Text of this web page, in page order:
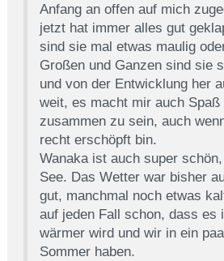
Anfang an offen auf mich
jetzt hat immer alles gut
sind sie mal etwas maulig
Großen und Ganzen sind sie
und von der Entwicklung her
weit, es macht mir auch Spaß
zusammen zu sein, auch
recht erschöpft bin.
Wanaka ist auch super
See. Das Wetter war bisher
gut, manchmal noch etwas
auf jeden Fall schon, dass es
wärmer wird und wir in ein
Sommer haben.